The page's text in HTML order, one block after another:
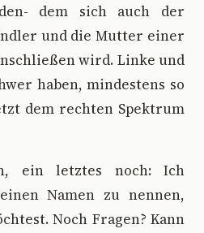
dem sich auch der
und die Mutter einer
wird. Linke und
haben, mindestens so
dem rechten Spektrum
ein letztes noch: Ich
Namen zu nennen,
Noch Fragen? Kann